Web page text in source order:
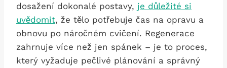
dosažení dokonalé postavy,​ je důležité si
uvědomit, že tělo potřebuje čas na opravu ‌a
⁤obnovu po náročném cvičení. Regenerace⁢
zahrnuje ⁣více než jen ​spánek –‍ je‍ to proces,
který⁤ vyžaduje pečlivé plánování a správný